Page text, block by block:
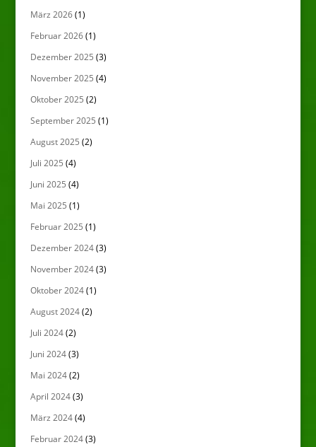
März 2026(1)
Februar 2026(1)
Dezember 2025 (3)
November 2025 (4)
Oktober 2025 (2)
September 2025 (1)
August 2025 (2)
Juli 2025 (4)
Juni 2025 (4)
Mai 2025 (1)
Februar 2025 (1)
Dezember 2024(3)
November 2024(3)
Oktober 2024(1)
August 2024(2)
Juli 2024(2)
Juni 2024(3)
Mai 2024(2)
April 2024(3)
März 2024(4)
Februar 2024(3)